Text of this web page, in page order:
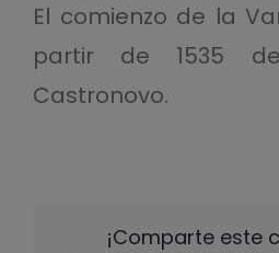
El comienzo de la
partir de 1535
Castronovo.
¡Comparte este